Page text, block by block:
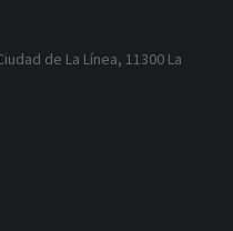
de La Línea, 11300 La